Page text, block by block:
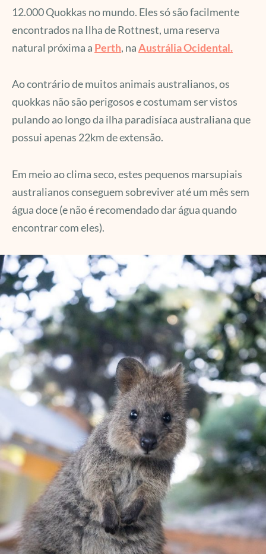
12.000 Quokkas no mundo. Eles só são facilmente
encontrados na Ilha de Rottnest, uma reserva
natural próxima a Perth, naAustrália Ocidental.
Ao contrário de muitos animais australianos, os
quokkas não são perigosos e costumam ser vistos
pulando ao longo da ilha paradisíaca australiana que
possui apenas 22km de extensão.
Em meio ao clima seco, estes pequenos marsupiais
australianos conseguem sobreviver até um mês sem
água doce (e não é recomendado dar água quando
encontrar com eles).